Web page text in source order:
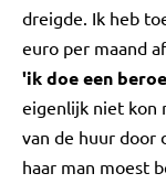
dreigde. Ik heb
euro per maand
'ik doe een
eigenlijk niet kon
van de huur door
haar man moest